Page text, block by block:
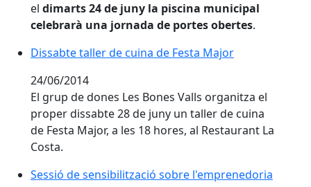
el dimarts 24 de juny la piscina municipal
celebrarà una jornada de portes obertes.
Dissabte taller de cuina de Festa Major
24/06/2014
El grup de dones Les Bones Valls organitza el
proper dissabte 28 de juny un taller de cuina
de Festa Major, a les 18 hores, al Restaurant La
Costa.
Sessió de sensibilització sobre l'emprenedoria